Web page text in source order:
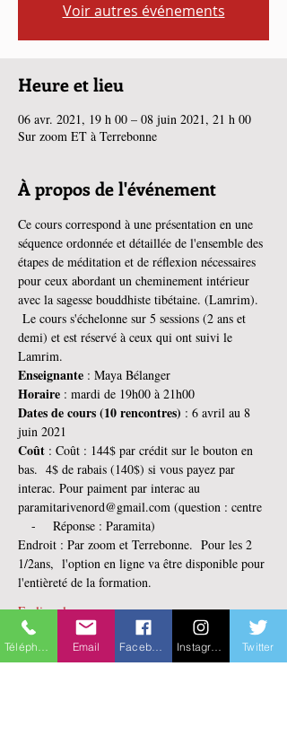
Voir autres événements
Heure et lieu
06 avr. 2021, 19 h 00 – 08 juin 2021, 21 h 00
Sur zoom ET à Terrebonne
À propos de l'événement
Ce cours correspond à une présentation en une
séquence ordonnée et détaillée de l'ensemble des
étapes de méditation et de réflexion nécessaires
pour ceux abordant un cheminement intérieur
avec la sagesse bouddhiste tibétaine. (Lamrim).
Le cours s'échelonne sur 5 sessions (2 ans et
demi) et est réservé à ceux qui ont suivi le
Lamrim.
Enseignante : Maya Bélanger
Horaire : mardi de 19h00 à 21h00
Dates de cours (10 rencontres) : 6 avril au 8
juin 2021
Coût : Coût : 144$ par crédit sur le bouton en
bas.  4$ de rabais (140$) si vous payez par
interac. Pour paiment par interac au
paramitarivenord@gmail.com (question : centre
-    Réponse : Paramita)
Endroit : Par zoom et Terrebonne.  Pour les 2
1/2ans,  l'option en ligne va être disponible pour
l'entièreté de la formation.
En lire plus >
Billets
Email Twitter